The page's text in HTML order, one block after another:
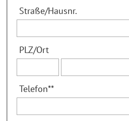
Straße/Hausnr.
PLZ/Ort
Telefon**